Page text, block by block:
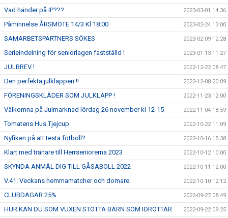
Vad händer på IP??? 2023-03-01 14:36
Påminnelse ÅRSMÖTE 14/3 Kl 18:00 2023-02-24 13:00
SAMARBETSPARTNERS SÖKES 2023-02-09 12:28
Serieindelning för seniorlagen fastställd ! 2023-01-13 11:27
JULBREV ! 2022-12-22 08:47
Den perfekta julklappen !! 2022-12-08 20:09
FÖRENINGSKLÄDER SOM JULKLAPP ! 2022-11-23 12:00
Välkomna på Julmarknad lördag 26 november kl 12-15 2022-11-04 18:59
Tomatens Hus Tjejcup 2022-10-22 11:09
Nyfiken på att testa fotboll? 2022-10-16 15:38
Klart med tränare till Herrseniorerna 2023 2022-10-12 10:00
SKYNDA ANMÄL DIG TILL GÅSABOLL 2022 2022-10-11 12:00
V.41: Veckans hemmamatcher och domare 2022-10-10 12:12
CLUBDAGAR 25% 2022-09-27 08:49
HUR KAN DU SOM VUXEN STÖTTA BARN SOM IDROTTAR 2022-09-22 09:25